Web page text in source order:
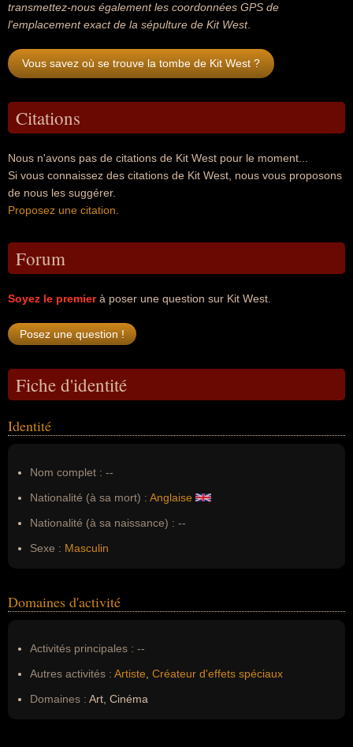
transmettez-nous également les coordonnées GPS de
l'emplacement exact de la sépulture de Kit West.
Vous savez où se trouve la tombe de Kit West ?
Citations
Nous n'avons pas de citations de Kit West pour le moment...
Si vous connaissez des citations de Kit West, nous vous proposons
de nous les suggérer.
Proposez une citation
Forum
Soyez le premierà poser une question sur Kit West.
Fiche d'identité
Identité
Nom complet : --
Nationalité (à sa mort) : Anglaise
Nationalité (à sa naissance) : --
Sexe : Masculin
Domaines d'activité
Activités principales : --
Autres activités : Artiste Créateur d'effets spéciaux
Domaines : Art, Cinéma